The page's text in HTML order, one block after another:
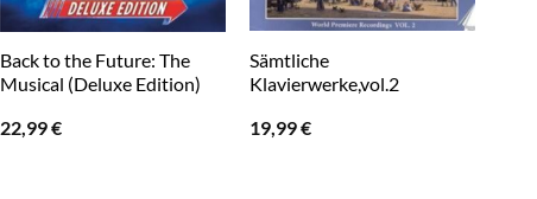
Back to the Future: The
Musical (Deluxe Edition)
22,99€
Sämtliche
Klavierwerke,vol.2
19,99€